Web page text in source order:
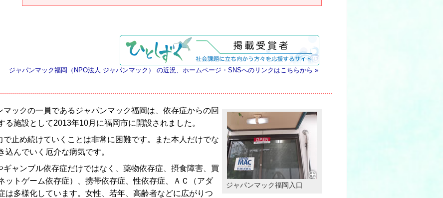
ジャパンマック福岡（NPO法人 ジャパンマック） の近況、ホームページ・SNSへのリンクはこちらから »
ジャパンマック福岡入口
ックの一員であるジャパンマック福岡は、依存症からの回
る施設として2013年10月に福岡市に開設されました。
止め続けていくことは非常に困難です。また本人だけでな
込んでいく厄介な病気です。
ャンブル依存症だけではなく、薬物依存症、摂食障害、買
ットゲーム依存症）、携帯依存症、性依存症、ＡＣ（アダ
は多様化しています。女性、若年、高齢者などに広がりつ